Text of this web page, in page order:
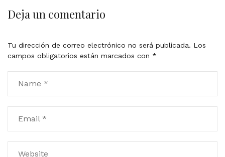
Deja un comentario
Tu dirección de correo electrónico no será publicada. Los
campos obligatorios están marcados con *